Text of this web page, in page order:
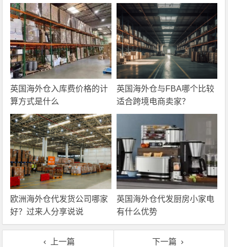
英国海外仓入库费价格的计
算方式是什么
英国海外仓与FBA哪个比较
适合跨境电商卖家？
欧洲海外仓代发货公司哪家
好？过来人分享说说
英国海外仓代发厨房小家电
有什么优势
上一篇
下一篇